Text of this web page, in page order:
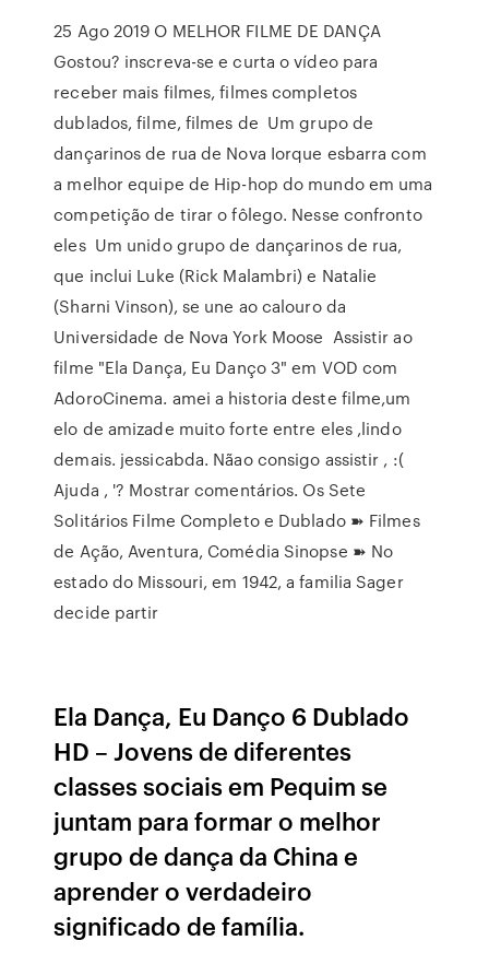
25 Ago 2019 O MELHOR FILME DE DANÇA
Gostou? inscreva-se e curta o vídeo para
receber mais filmes, filmes completos
dublados, filme, filmes de Um grupo de
dançarinos de rua de Nova Iorque esbarra com
a melhor equipe de Hip-hop do mundo em uma
competição de tirar o fôlego. Nesse confronto
eles Um unido grupo de dançarinos de rua,
que inclui Luke (Rick Malambri) e Natalie
(Sharni Vinson), se une ao calouro da
Universidade de Nova York Moose Assistir ao
filme "Ela Dança, Eu Danço 3" em VOD com
AdoroCinema. amei a historia deste filme,um
elo de amizade muito forte entre eles ,lindo
demais. jessicabda. Nãao consigo assistir , :(
Ajuda , '? Mostrar comentários. Os Sete
Solitários Filme Completo e Dublado ➽ Filmes
de Ação, Aventura, Comédia Sinopse ➽ No
estado do Missouri, em 1942, a familia Sager
decide partir
Ela Dança, Eu Danço 6 Dublado
HD – Jovens de diferentes
classes sociais em Pequim se
juntam para formar o melhor
grupo de dança da China e
aprender o verdadeiro
significado de família.